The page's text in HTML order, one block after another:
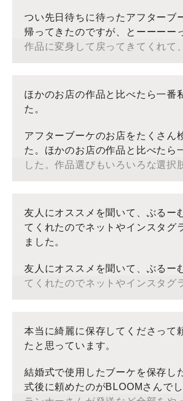
■ぶるーむ：インスタグラム
■ぶるーむ：YouTube
※当社ぶるーむでは、アフターブーケ
ラワーと呼んでおりますが、お客様の
ま転記しております。
つい先日待ちに待ったアフターブ
帰ってきたのですが、とーーーー
作品に変身して戻ってきてくれて
らず、わたしの両親もすごく喜ん
ひ、オススメします！！！
■ぶるーむ：YouTube
■お客様の声：トップ
ほかのお店の作品と比べたら一番
た。
アフターブーケのお店をたくさん
た。ほかのお店の作品と比べたら
した。作品選びもいろいろな選択
で楽しかったです。挙式の時は時
たのでスムーズに送れました。実
たアフターブーケを受け取ったと
していた以上の素敵な仕上がりに
■ぶるーむ：インスタグラム
※当社ぶるーむでは、アフターブーケ
ラワーと呼んでおりますが、お客様の
友人にオススメを聞いて、ぶるー
てくれたのでネットやインスタグ
ました。
友人にオススメを聞いて、ぶるー
てくれたのでネットやインスタグ
ました。キャラクターブーケも綺
し花ならウェルカムスペースにも
いお願いしました。とても素敵な
■ぶるーむ：インスタグラム
本当に綺麗に保存してくださって
たと思っています。
結婚式で使用したブーケを保存し
式後に頼めたのがBLOOMさんで